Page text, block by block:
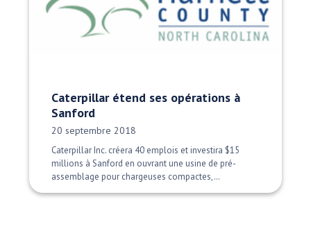
Caterpillar étend ses opérations à
Sanford
Date publiée:
20 septembre 2018
Caterpillar Inc. créera 40 emplois et investira $15
millions à Sanford en ouvrant une usine de pré-
assemblage pour chargeuses compactes,…